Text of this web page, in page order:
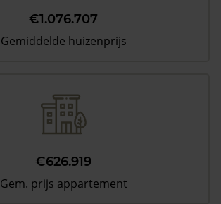
€1.076.707
Gemiddelde huizenprijs
€626.919
Gem. prijs appartement